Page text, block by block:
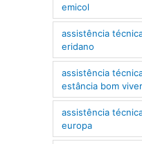
emicol
assistência
eridano
assistência
estância bom viver
assistência
europa